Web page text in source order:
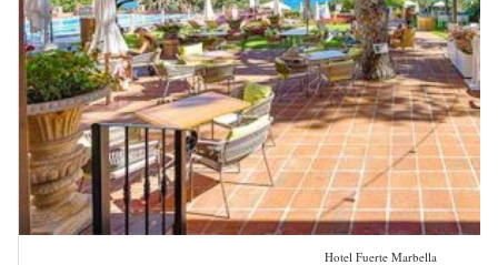
Hotel Fuerte Marbella